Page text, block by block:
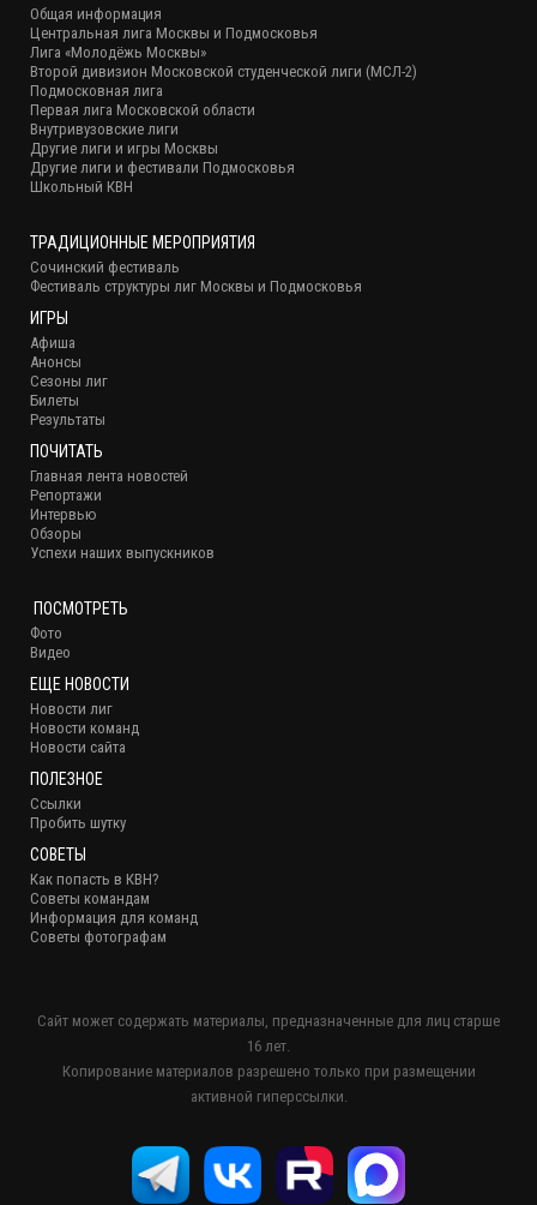
Общая информация
Центральная лига Москвы и Подмосковья
Лига «Молодёжь Москвы»
Второй дивизион Московской студенческой лиги (МСЛ-2)
Подмосковная лига
Первая лига Московской области
Внутривузовские лиги
Другие лиги и игры Москвы
Другие лиги и фестивали Подмосковья
Школьный КВН
ТРАДИЦИОННЫЕ МЕРОПРИЯТИЯ
Сочинский фестиваль
Фестиваль структуры лиг Москвы и Подмосковья
ИГРЫ
Афиша
Анонсы
Сезоны лиг
Билеты
Результаты
ПОЧИТАТЬ
Главная лента новостей
Репортажи
Интервью
Обзоры
Успехи наших выпускников
ПОСМОТРЕТЬ
Фото
Видео
ЕЩЕ НОВОСТИ
Новости лиг
Новости команд
Новости сайта
ПОЛЕЗНОЕ
Ссылки
Пробить шутку
СОВЕТЫ
Как попасть в КВН?
Советы командам
Информация для команд
Советы фотографам
Сайт может содержать материалы, предназначенные для лиц старше
16 лет.
Копирование материалов разрешено только при размещении
активной гиперссылки.